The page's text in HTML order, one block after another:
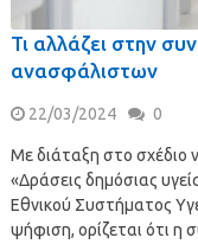
Τι αλλάζει στην
ανασφάλιστων
22/03/2024 0
Με διάταξη στο σχέδιο
«Δράσεις δημόσιας
Εθνικού Συστήματος
ψήφιση, ορίζεται ότι